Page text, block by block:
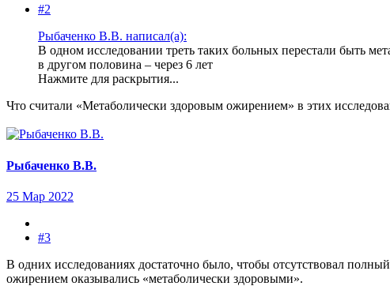
#2
Рыбаченко В.В. написал(а):
В одном исследовании треть таких больных перестали быть
в другом половина – через 6 лет
Нажмите для раскрытия...
Что считали «Метаболически здоровым ожирением» в этих
Рыбаченко В.В.
25 Мар 2022
#3
В одних исследованиях достаточно было, чтобы отсутствовал
ожирением оказывались «метаболически здоровыми».